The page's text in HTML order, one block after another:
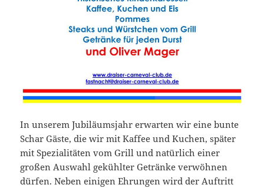
In unserem Jubiläumsjahr erwarten wir eine bunte
Schar Gäste, die wir mit Kaffee und Kuchen, später
mit Spezialitäten vom Grill und natürlich einer
großen Auswahl gekühlter Getränke verwöhnen
dürfen. Neben einigen Ehrungen wird der Auftritt